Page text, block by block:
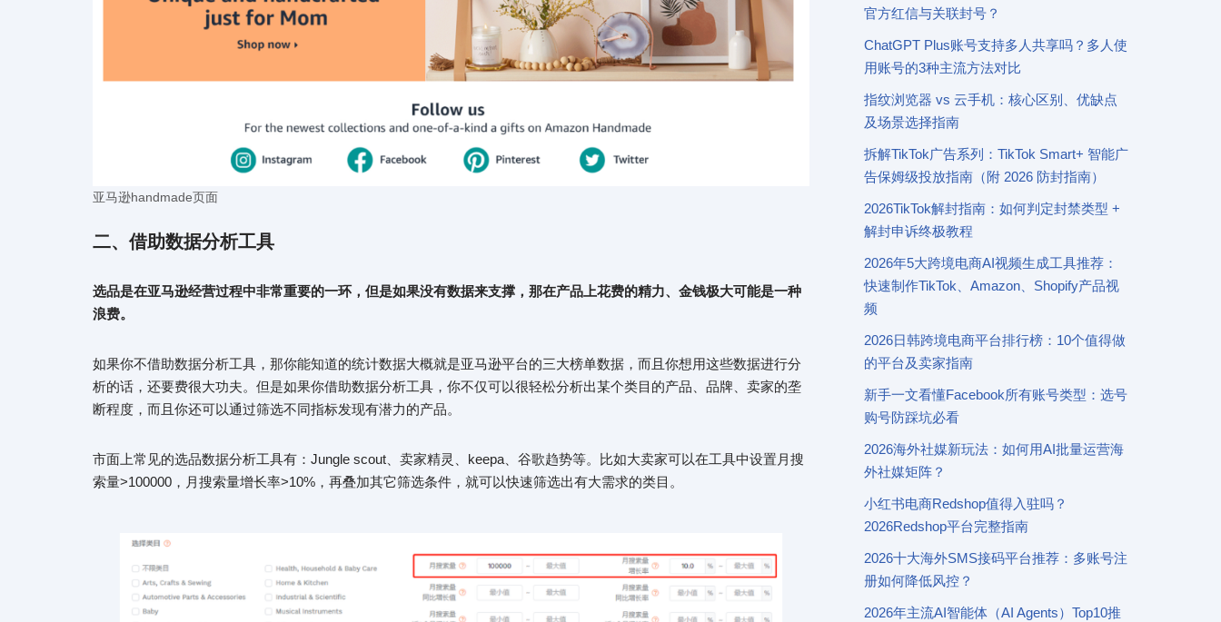
亚马逊handmade页面
二、借助数据分析工具
选品是在亚马逊经营过程中非常重要的一环，但是如果没有数据来支撑，那在产品上花费的精力、金钱极大可能是一种
浪费。
如果你不借助数据分析工具，那你能知道的统计数据大概就是亚马逊平台的三大榜单数据，而且你想用这些数据进行分
析的话，还要费很大功夫。但是如果你借助数据分析工具，你不仅可以很轻松分析出某个类目的产品、品牌、卖家的垄
断程度，而且你还可以通过筛选不同指标发现有潜力的产品。
市面上常见的选品数据分析工具有：Jungle scout、卖家精灵、keepa、谷歌趋势等。比如大卖家可以在工具中设置月搜
索量>100000，月搜索量增长率>10%，再叠加其它筛选条件，就可以快速筛选出有大需求的类目。
官方红信与关联封号？
ChatGPT Plus账号支持多人共享吗？多人使
用账号的3种主流方法对比
指纹浏览器 vs 云手机：核心区别、优缺点
及场景选择指南
拆解TikTok广告系列：TikTok Smart+ 智能广
告保姆级投放指南（附 2026 防封指南）
2026TikTok解封指南：如何判定封禁类型 +
解封申诉终极教程
2026年5大跨境电商AI视频生成工具推荐：
快速制作TikTok、Amazon、Shopify产品视
频
2026日韩跨境电商平台排行榜：10个值得做
的平台及卖家指南
新手一文看懂Facebook所有账号类型：选号
购号防踩坑必看
2026海外社媒新玩法：如何用AI批量运营海
外社媒矩阵？
小红书电商Redshop值得入驻吗？
2026Redshop平台完整指南
2026十大海外SMS接码平台推荐：多账号注
册如何降低风控？
2026年主流AI智能体（AI Agents）Top10推